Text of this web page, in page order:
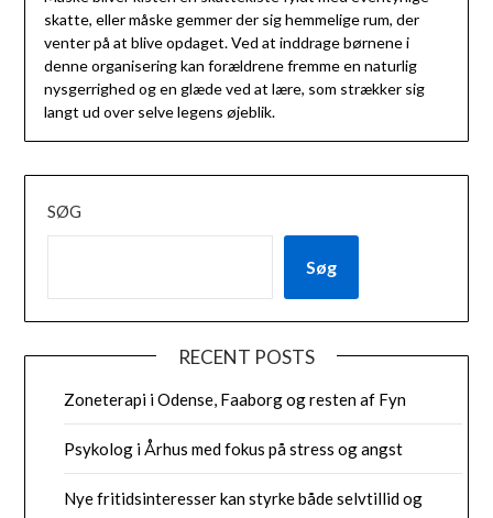
skatte, eller måske gemmer der sig hemmelige rum, der
venter på at blive opdaget. Ved at inddrage børnene i
denne organisering kan forældrene fremme en naturlig
nysgerrighed og en glæde ved at lære, som strækker sig
langt ud over selve legens øjeblik.
SØG
Søg
RECENT POSTS
Zoneterapi i Odense, Faaborg og resten af Fyn
Psykolog i Århus med fokus på stress og angst
Nye fritidsinteresser kan styrke både selvtillid og